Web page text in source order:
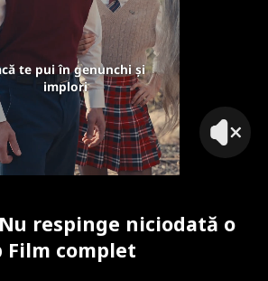
te pui în genunchi și
implori
respinge niciodată o
complet